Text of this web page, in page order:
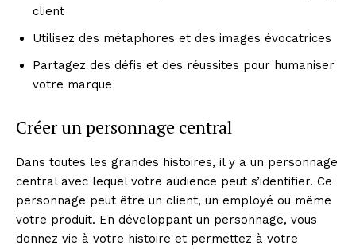
client
Utilisez des métaphores et des images évocatrices
Partagez des défis et des réussites pour humaniser
votre marque
Créer un personnage central
Dans toutes les grandes histoires, il y a un personnage
central avec lequel votre audience peut s’identifier. Ce
personnage peut être un client, un employé ou même
votre produit. En développant un personnage, vous
donnez vie à votre histoire et permettez à votre